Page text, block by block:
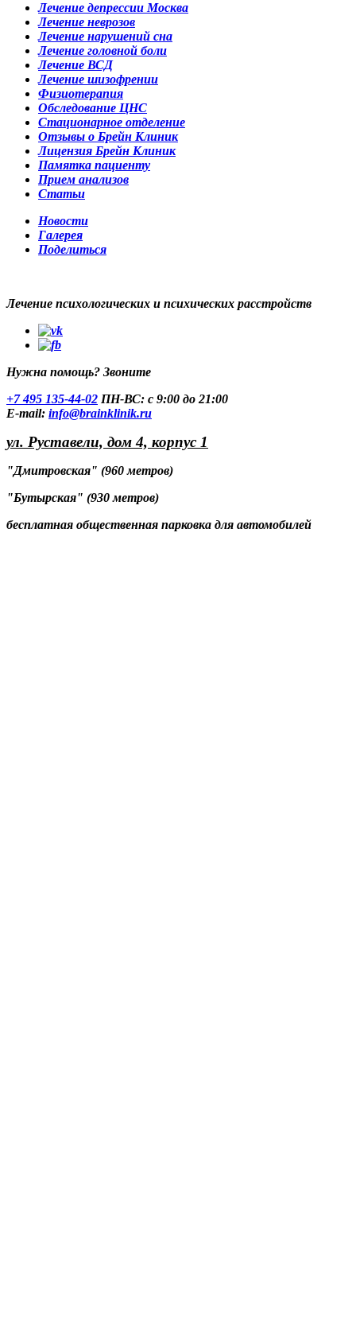
Лечение депрессии Москва
Лечение неврозов
Лечение нарушений сна
Лечение головной боли
Лечение ВСД
Лечение шизофрении
Физиотерапия
Обследование ЦНС
Стационарное отделение
Отзывы о Брейн Клиник
Лицензия Брейн Клиник
Памятка пациенту
Прием анализов
Статьи
Новости
Галерея
Поделиться
Лечение психологических и психических расстройств
Нужна помощь? Звоните
+7 495 135-44-02 ПН-ВС: с 9:00 до 21:00
Е-mail: info@brainklinik.ru
ул. Руставели, дом 4, корпус 1
"Дмитровская" (960 метров)
"Бутырская" (930 метров)
бесплатная общественная парковка для автомобилей